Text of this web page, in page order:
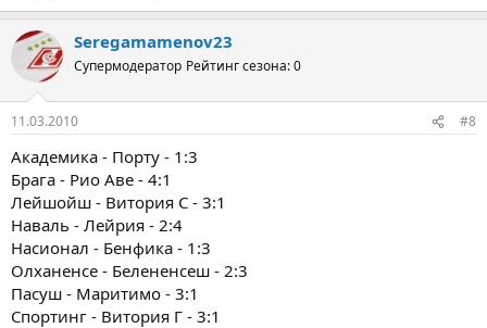
Seregamamenov23
Супермодератор Рейтинг сезона: 0
11.03.2010 #8
Академика - Порту - 1:3
Брага - Рио Аве - 4:1
Лейшойш - Витория С - 3:1
Наваль - Лейрия - 2:4
Насионал - Бенфика - 1:3
Олханенсе - Белененсеш - 2:3
Пасуш - Маритимо - 3:1
Спортинг - Витория Г - 3:1